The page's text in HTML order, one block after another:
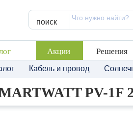
поиск
Акции Решения
Кабель и провод
PV-